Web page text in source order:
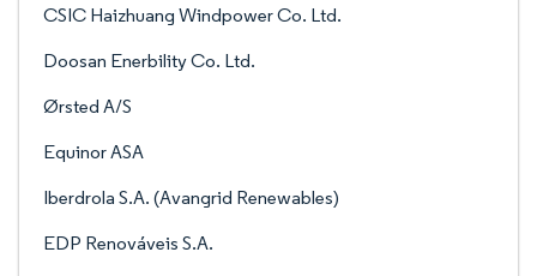
CSIC Haizhuang Windpower Co. Ltd.
Doosan Enerbility Co. Ltd.
Ørsted A/S
Equinor ASA
Iberdrola S.A. (Avangrid Renewables)
EDP Renováveis S.A.